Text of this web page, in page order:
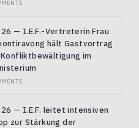
— I.E.F.-Vertreterin Frau
hält Gastvortrag
im
— I.E.F. leitet intensiven
zur Stärkung der